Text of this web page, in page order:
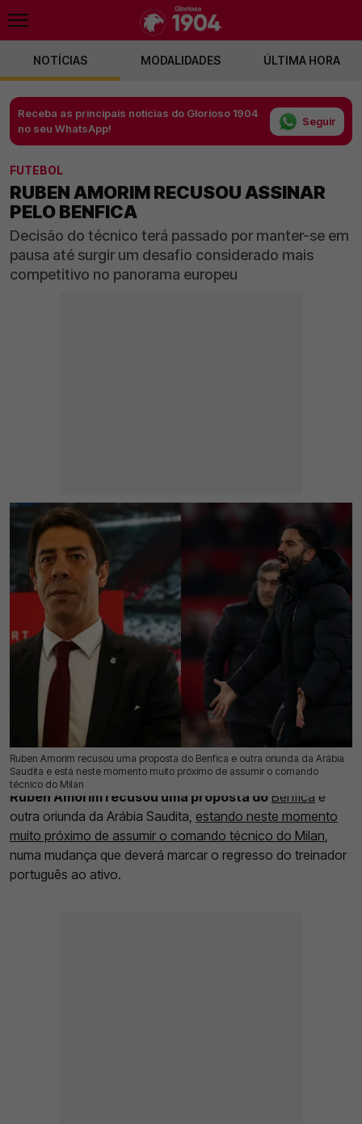
NOTÍCIAS MODALIDADES ÚLTIMA HORA
Receba as principais notícias do Glorioso 1904
no seu WhatsApp!
Seguir
FUTEBOL
RUBEN AMORIM RECUSOU ASSINAR
PELO BENFICA
Decisão do técnico terá passado por manter-se em
pausa até surgir um desafio considerado mais
competitivo no panorama europeu
Ruben Amorim recusou uma proposta do Benfica e outra oriunda da Arábia
Saudita e está neste momento muito próximo de assumir o comando
técnico do Milan
16 Jun 2026 | 12:33 | 0
Ruben Amorim recusou uma proposta do Benfica e
outra oriunda da Arábia Saudita, estando neste momento
muito próximo de assumir o comando técnico do Milan,
numa mudança que deverá marcar o regresso do treinador
português ao ativo.